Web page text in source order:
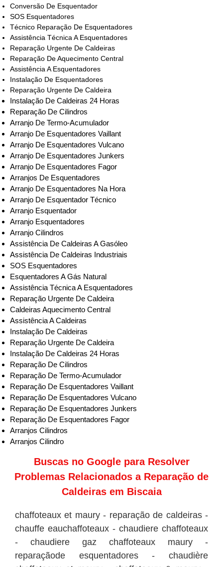
Conversão De Esquentador
SOS Esquentadores
Técnico Reparação De Esquentadores
Assistência Técnica A Esquentadores
Reparação Urgente De Caldeiras
Reparação De Aquecimento Central
Assistência A Esquentadores
Instalação De Esquentadores
Reparação Urgente De Caldeira
Instalação De Caldeiras 24 Horas
Reparação De Cilindros
Arranjo De Termo-Acumulador
Arranjo De Esquentadores Vaillant
Arranjo De Esquentadores Vulcano
Arranjo De Esquentadores Junkers
Arranjo De Esquentadores Fagor
Arranjos De Esquentadores
Arranjo De Esquentadores Na Hora
Arranjo De Esquentador Técnico
Arranjo Esquentador
Arranjo Esquentadores
Arranjo Cilindros
Assistência De Caldeiras A Gasóleo
Assistência De Caldeiras Industriais
SOS Esquentadores
Esquentadores A Gás Natural
Assistência Técnica A Esquentadores
Reparação Urgente De Caldeira
Caldeiras Aquecimento Central
Assistência A Caldeiras
Instalação De Caldeiras
Reparação Urgente De Caldeira
Instalação De Caldeiras 24 Horas
Reparação De Cilindros
Reparação De Termo-Acumulador
Reparação De Esquentadores Vaillant
Reparação De Esquentadores Vulcano
Reparação De Esquentadores Junkers
Reparação De Esquentadores Fagor
Arranjos Cilindros
Arranjos Cilindro
Buscas no Google para Resolver
Problemas Relacionados a Reparação de
Caldeiras em Biscaia
chaffoteaux et maury - reparação de caldeiras -
chauffe eauchaffoteaux - chaudiere chaffoteaux
- chaudiere gaz chaffoteaux maury -
reparaçãode esquentadores - chaudière